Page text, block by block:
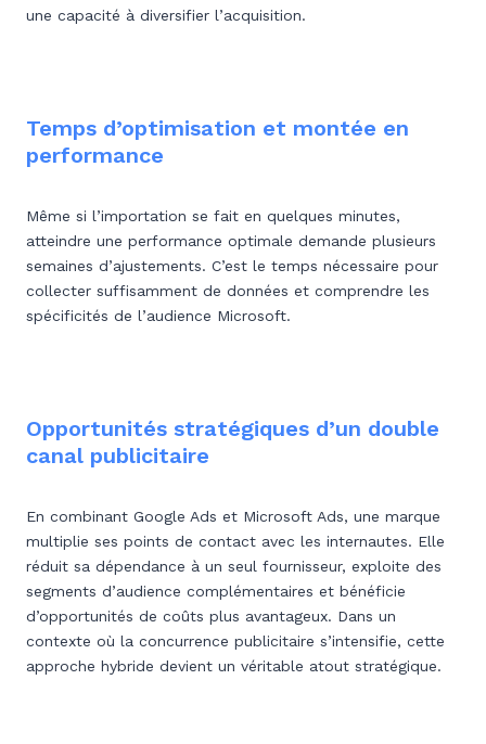
une capacité à diversifier l’acquisition.
Temps d’optimisation et montée en
performance
Même si l’importation se fait en quelques minutes,
atteindre une performance optimale demande plusieurs
semaines d’ajustements. C’est le temps nécessaire pour
collecter suffisamment de données et comprendre les
spécificités de l’audience Microsoft.
Opportunités stratégiques d’un double
canal publicitaire
En combinant Google Ads et Microsoft Ads, une marque
multiplie ses points de contact avec les internautes. Elle
réduit sa dépendance à un seul fournisseur, exploite des
segments d’audience complémentaires et bénéficie
d’opportunités de coûts plus avantageux. Dans un
contexte où la concurrence publicitaire s’intensifie, cette
approche hybride devient un véritable atout stratégique.